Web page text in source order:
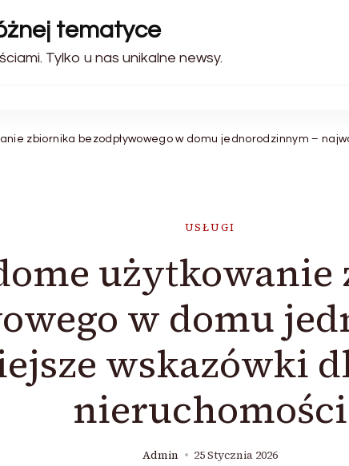
tematyce
Tylko u nas unikalne newsy.
zbiornika bezodpływowego w domu jednorodzinnym –
USŁUGI
w domu
wskazówki
nieruchomości
Admin 25 Stycznia 2026